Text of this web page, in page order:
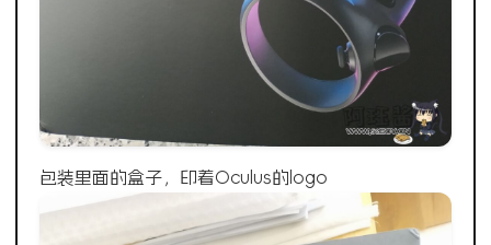
包装里面的盒子，印着Oculus的logo